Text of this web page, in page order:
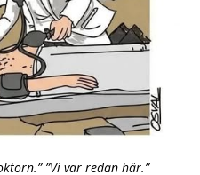
”Vi var redan här.”